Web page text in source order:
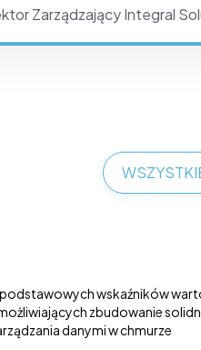
Zarządzający Integral
wskaźników
zbudowanie
danymi w chmurze